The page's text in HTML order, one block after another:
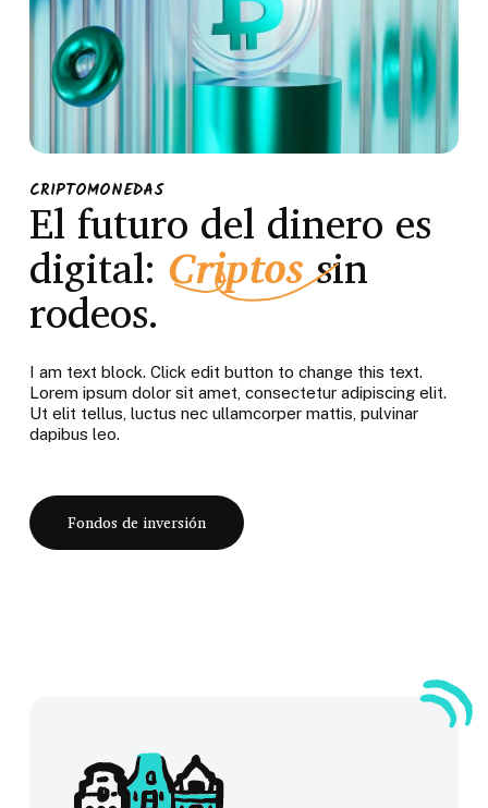
CRIPTOMONEDAS
El futuro del dinero es
digital: Criptossin
rodeos.
I am text block. Click edit button to change this text.
Lorem ipsum dolor sit amet, consectetur adipiscing elit.
Ut elit tellus, luctus nec ullamcorper mattis, pulvinar
dapibus leo.
Fondos de inversión